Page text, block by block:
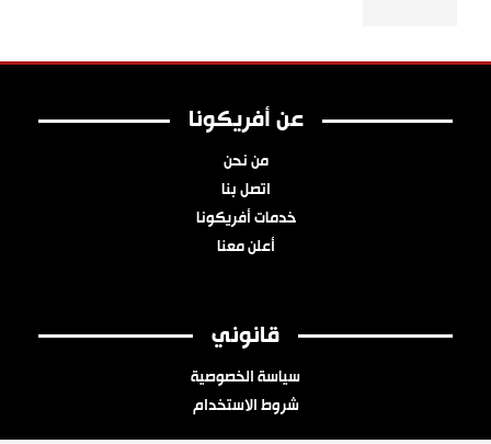
عن أفريكونا
من نحن
اتصل بنا
خدمات أفريكونا
أعلن معنا
قانوني
سياسة الخصوصية
شروط الاستخدام